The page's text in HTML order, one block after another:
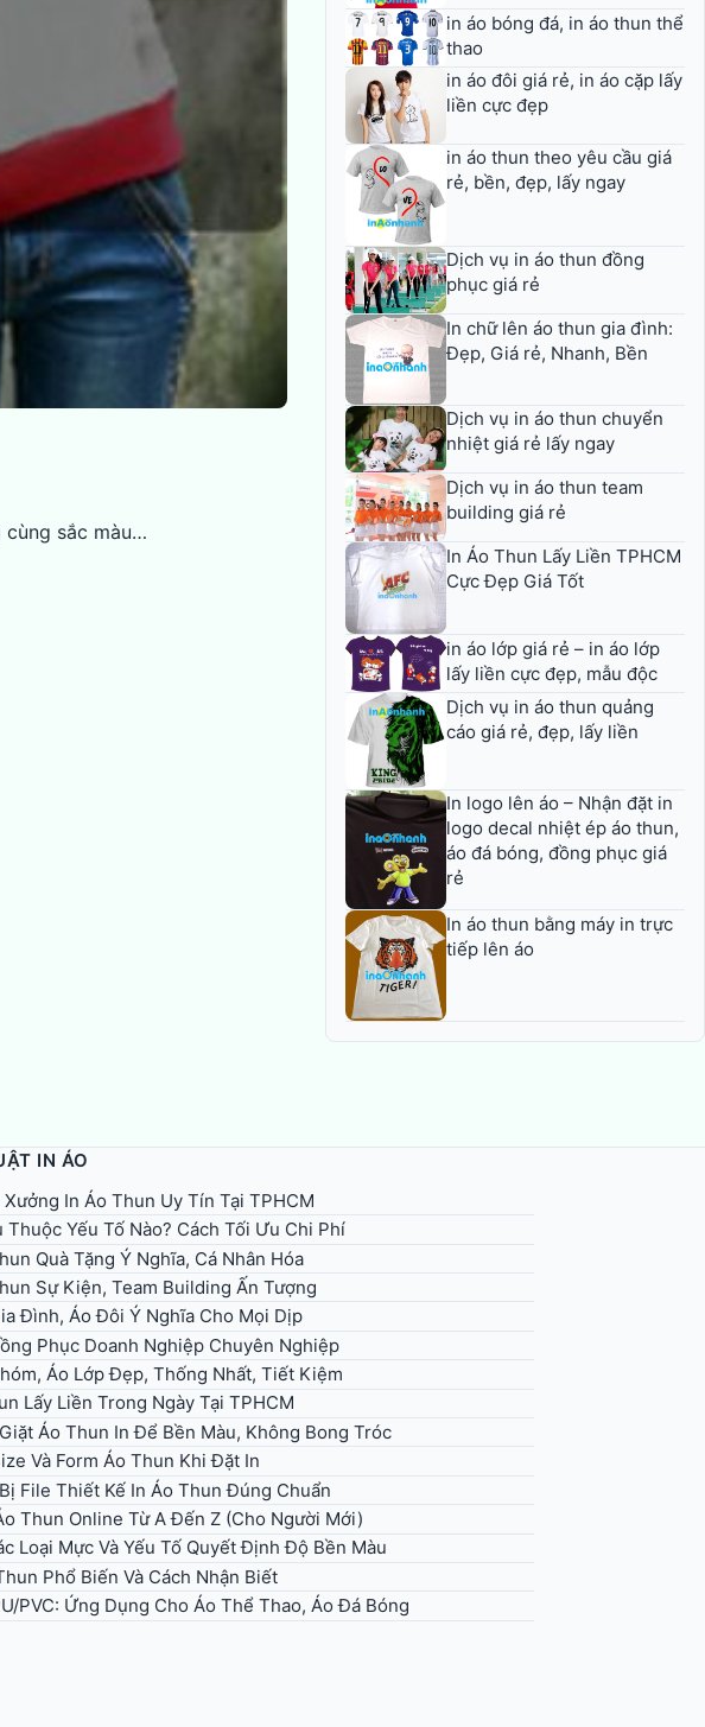
cùng sắc màu…
in áo bóng đá, in áo thun thể
thao
in áo đôi giá rẻ, in áo cặp lấy
liền cực đẹp
in áo thun theo yêu cầu giá
rẻ, bền, đẹp, lấy ngay
Dịch vụ in áo thun đồng
phục giá rẻ
In chữ lên áo thun gia đình:
Đẹp, Giá rẻ, Nhanh, Bền
Dịch vụ in áo thun chuyển
nhiệt giá rẻ lấy ngay
Dịch vụ in áo thun team
building giá rẻ
In Áo Thun Lấy Liền TPHCM
Cực Đẹp Giá Tốt
in áo lớp giá rẻ – in áo lớp
lấy liền cực đẹp, mẫu độc
Dịch vụ in áo thun quảng
cáo giá rẻ, đẹp, lấy liền
In logo lên áo – Nhận đặt in
logo decal nhiệt ép áo thun,
áo đá bóng, đồng phục giá
rẻ
In áo thun bằng máy in trực
tiếp lên áo
IN ÁO
In Áo Thun Uy Tín Tại TPHCM
Thuộc Yếu Tố Nào? Cách Tối Ưu Chi Phí
Quà Tặng Ý Nghĩa, Cá Nhân Hóa
Sự Kiện, Team Building Ấn Tượng
Đình, Áo Đôi Ý Nghĩa Cho Mọi Dịp
Phục Doanh Nghiệp Chuyên Nghiệp
Áo Lớp Đẹp, Thống Nhất, Tiết Kiệm
Lấy Liền Trong Ngày Tại TPHCM
Áo Thun In Để Bền Màu, Không Bong Tróc
Và Form Áo Thun Khi Đặt In
File Thiết Kế In Áo Thun Đúng Chuẩn
Thun Online Từ A Đến Z (Cho Người Mới)
Loại Mực Và Yếu Tố Quyết Định Độ Bền Màu
Phổ Biến Và Cách Nhận Biết
PVC: Ứng Dụng Cho Áo Thể Thao, Áo Đá Bóng